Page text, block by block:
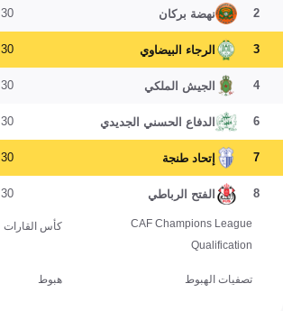
2 نهضة بركان 30
3 الرجاء البيضاوي 30
4 الجيش الملكي 30
6 الدفاع الحسني الجديدي 30
7 إتحاد طنجة 30
8 الفتح الرباطي 30
CAF Champions League
Qualification
كأس القارات
تصفيات الهبوط هبوط